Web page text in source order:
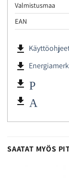
Valmistusmaa
EAN
file_download
file_download
file_download
file_download
SAATAT MYÖS